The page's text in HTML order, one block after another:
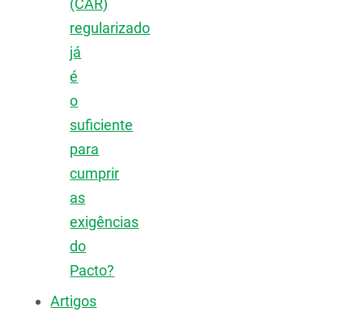
(CAR)
regularizado
já
é
o
suficiente
para
cumprir
as
exigências
do
Pacto?
Artigos